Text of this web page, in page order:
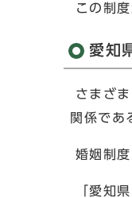
この制
愛知
さまざ
関係であ
婚姻制
「愛知